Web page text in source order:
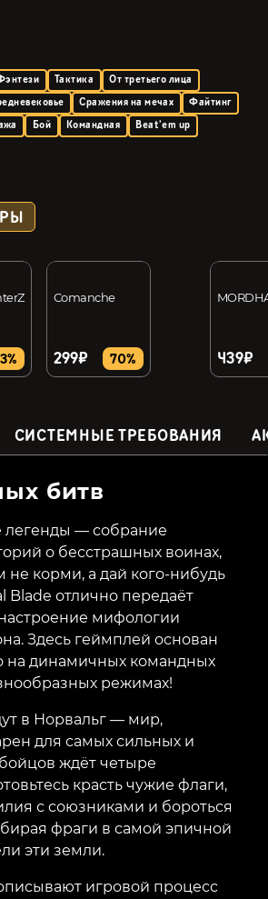
Тактика
От третьего лица
Сражения на мечах
Файтинг
Бой Командная
Beat'em up
Comanche
299₽ 70% 439₽
СИСТЕМНЫЕ ТРЕБОВАНИЯ
битв
легенды — собрание
о бесстрашных воинах,
не корми, а дай кого-нибудь
Blade отлично передаёт
мифологии
Здесь геймплей основан
на динамичных командных
режимах!
в Норвальг — мир,
для самых сильных и
ждёт четыре
красть чужие флаги,
с союзниками и бороться
фраги в самой эпичной
эти земли.
игровой процесс